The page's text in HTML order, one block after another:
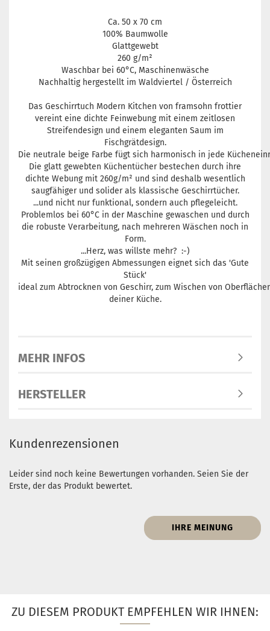
Ca. 50 x 70 cm
100% Baumwolle
Glattgewebt
260 g/m²
Waschbar bei 60°C, Maschinenwäsche
Nachhaltig hergestellt im Waldviertel / Österreich
Das Geschirrtuch Modern Kitchen von framsohn frottier
vereint eine dichte Feinwebung mit einem zeitlosen
Streifendesign und einem eleganten Saum im
Fischgrätdesign.
Die neutrale beige Farbe fügt sich harmonisch in jede
Die glatt gewebten Küchentücher bestechen durch ihre
dichte Webung mit 260g/m² und sind deshalb wesentlich
saugfähiger und solider als klassische Geschirrtücher.
...und nicht nur funktional, sondern auch pflegeleicht.
Problemlos bei 60°C in der Maschine gewaschen und durch
die robuste Verarbeitung, nach mehreren Wäschen noch in
Form.
...Herz, was willste mehr? :-)
Mit seinen großzügigen Abmessungen eignet sich das 'Gute
Stück'
ideal zum Abtrocknen von Geschirr, zum Wischen von
deiner Küche.
MEHR INFOS
HERSTELLER
Kundenrezensionen
Leider sind noch keine Bewertungen vorhanden. Seien Sie der
Erste, der das Produkt bewertet.
IHRE MEINUNG
ZU DIESEM PRODUKT EMPFEHLEN WIR IHNEN: